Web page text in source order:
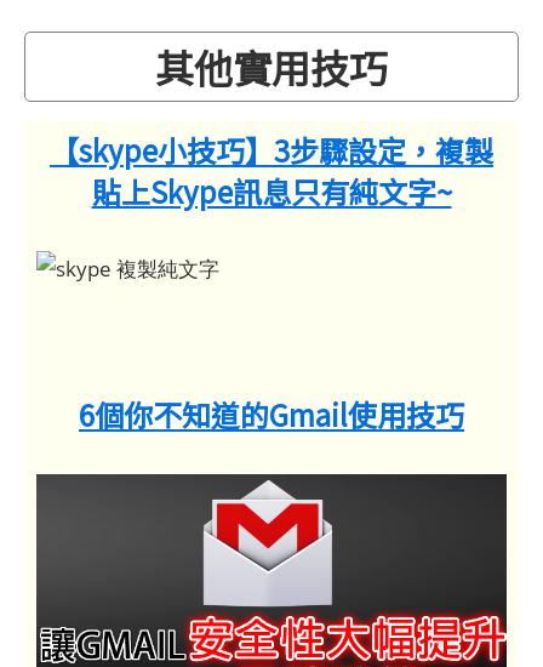
其他實用技巧
【skype小技巧】3步驟設定，複製
貼上Skype訊息只有純文字~
6個你不知道的Gmail使用技巧